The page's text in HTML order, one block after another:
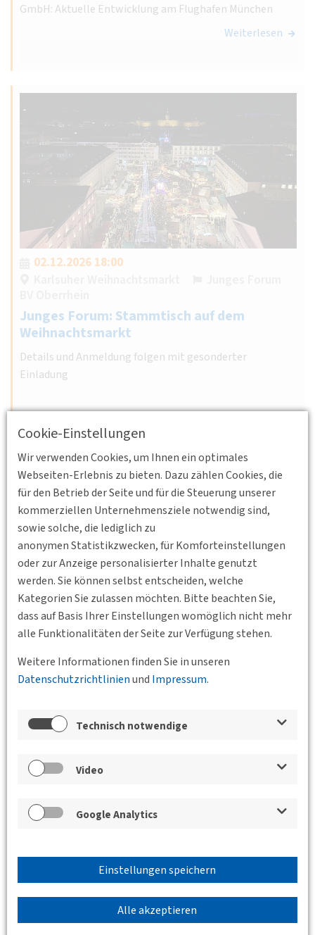
Cookie-Einstellungen
Wir verwenden Cookies, um Ihnen ein optimales
Webseiten-Erlebnis zu bieten. Dazu zählen Cookies, die
für den Betrieb der Seite und für die Steuerung unserer
kommerziellen Unternehmensziele notwendig sind,
sowie solche, die lediglich zu
anonymen Statistikzwecken, für Komforteinstellungen
oder zur Anzeige personalisierter Inhalte genutzt
werden. Sie können selbst entscheiden, welche
Kategorien Sie zulassen möchten. Bitte beachten Sie,
dass auf Basis Ihrer Einstellungen womöglich nicht mehr
alle Funktionalitäten der Seite zur Verfügung stehen.
Weitere Informationen finden Sie in unseren
Datenschutzrichtlinienund Impressum.
Technisch notwendige
Video
Google Analytics
Einstellungen speichern
Alle akzeptieren
GmbH: Aktuelle Entwicklung am Flughafen München
Weiterlesen
02.12.2026 18:00
Junges Forum: Stammtisch auf dem
Weihnachtsmarkt
Details und Anmeldung folgen mit gesonderter
Einladung
08.12.2026 17:30 - 19:00
Kronenstraße 25, 70174 Stuttgart
BV
Württemberg e.V.
Falschparker automatisiert detektieren
Weitere Informationen zur Veranstaltung folgen in
Kürze!
Weiterlesen
WGF Nürnberg GbR Vordere Cramergasse 11
90478 Nürnberg
BV Nordbayern
Landschaft
Weiterlesen
21.12.2026 17:00 - 18:00
Online
Junges Forum
Fachgruppe Junges Forum Dezember